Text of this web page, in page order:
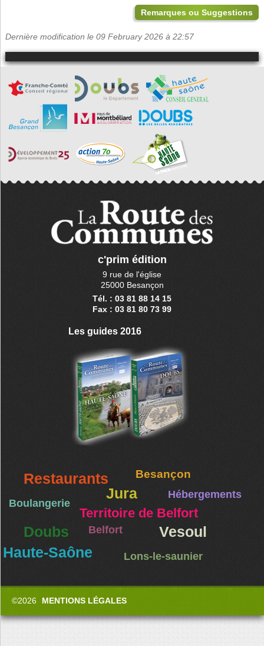
Remarques ou Suggestions
Dernière modification le 09 February 2026 à 22:57
c'prim édition
9 rue de l'église
25000 Besançon
Tél. : 03 81 88 14 15
Fax : 03 81 80 73 99
Les guides 2016
Restaurants Besançon
Jura Hébergements
Boulangerie
Territoire de Belfort
Doubs Belfort
Vesoul
Haute-Saône
Lons-le-saunier
©2026 MENTIONS LÉGALES